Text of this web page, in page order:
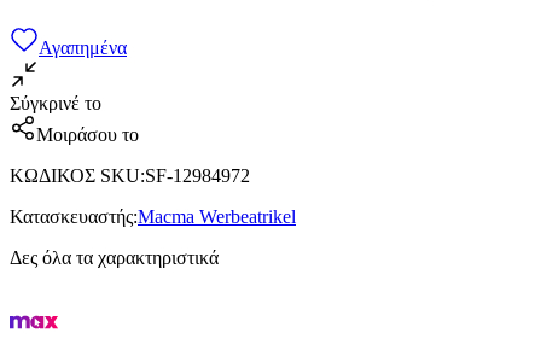
Αγαπημένα
Σύγκρινέ το
Μοιράσου το
ΚΩΔΙΚΟΣ SKU:SF-12984972
Κατασκευαστής:Macma Werbeatrikel
Δες όλα τα χαρακτηριστικά